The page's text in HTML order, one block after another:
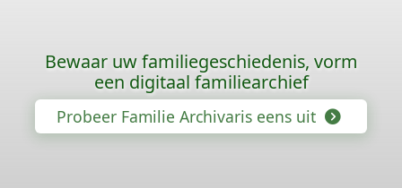
Bewaar uw familiegeschiedenis, vorm
een digitaal familiearchief
Probeer Familie Archivaris eens uit